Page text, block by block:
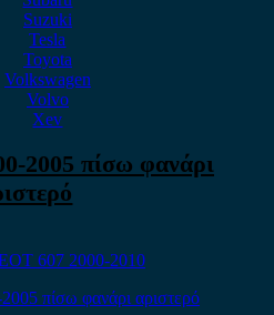
Suzuki
Tesla
Toyota
Volkswagen
Volvo
Xev
2005 πίσω φανάρι
607 2000-2010